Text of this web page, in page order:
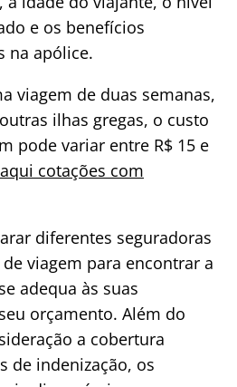
e os benefícios
na apólice.
viagem de duas semanas,
ilhas gregas, o custo
pode variar entre R$ 15 e
cotações com
diferentes seguradoras
viagem para encontrar a
adequa às suas
orçamento. Além do
a cobertura
de indenização, os